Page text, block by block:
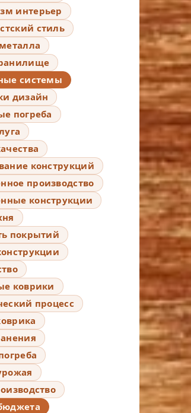
интерьер
стиль
системы
дизайн
погреба
конструкций
производство
конструкции
покрытий
коврики
процесс